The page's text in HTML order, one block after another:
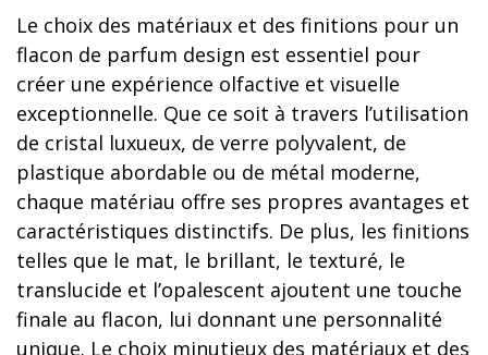
Le choix des matériaux et des finitions pour un
flacon de parfum design est essentiel pour
créer une expérience olfactive et visuelle
exceptionnelle. Que ce soit à travers l’utilisation
de cristal luxueux, de verre polyvalent, de
plastique abordable ou de métal moderne,
chaque matériau offre ses propres avantages et
caractéristiques distinctifs. De plus, les finitions
telles que le mat, le brillant, le texturé, le
translucide et l’opalescent ajoutent une touche
finale au flacon, lui donnant une personnalité
unique. Le choix minutieux des matériaux et des